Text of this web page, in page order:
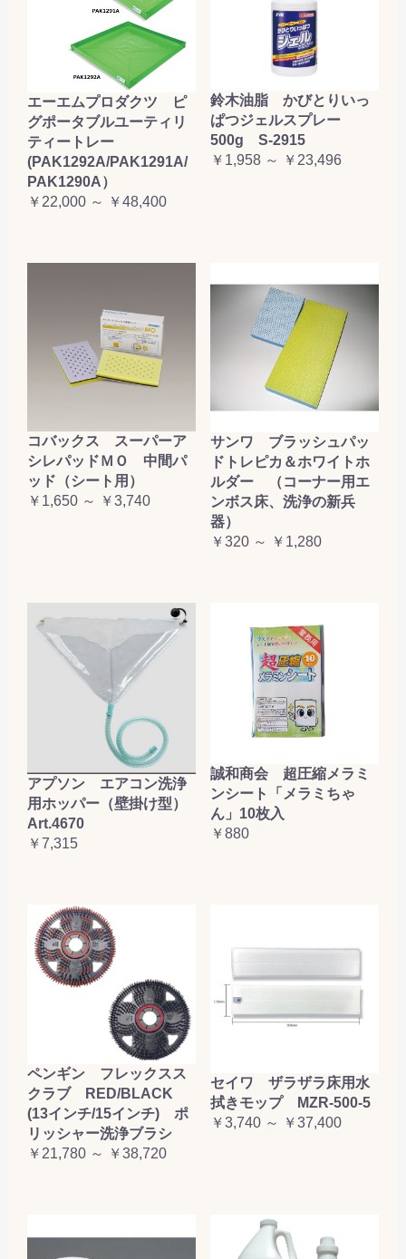
エーエムプロダクツ ピ
グポータブルユーティリ
ティートレー
(PAK1292A/PAK1291A/
PAK1290A）
￥22,000 ～ ￥48,400
鈴木油脂 かびとりいっ
ぱつジェルスプレー
500g S-2915
￥1,958 ～ ￥23,496
コバックス スーパーア
シレパッドＭＯ 中間パ
ッド（シート用）
￥1,650 ～ ￥3,740
サンワ ブラッシュパッ
ドトレピカ＆ホワイトホ
ルダー （コーナー用エ
ンボス床、洗浄の新兵
器）
￥320 ～ ￥1,280
アプソン エアコン洗浄
用ホッパー（壁掛け型）
Art.4670
￥7,315
誠和商会 超圧縮メラミ
ンシート「メラミちゃ
ん」10枚入
￥880
ペンギン フレックスス
クラブ RED/BLACK
(13インチ/15インチ) ポ
リッシャー洗浄ブラシ
￥21,780 ～ ￥38,720
セイワ ザラザラ床用水
拭きモップ MZR-500-5
￥3,740 ～ ￥37,400